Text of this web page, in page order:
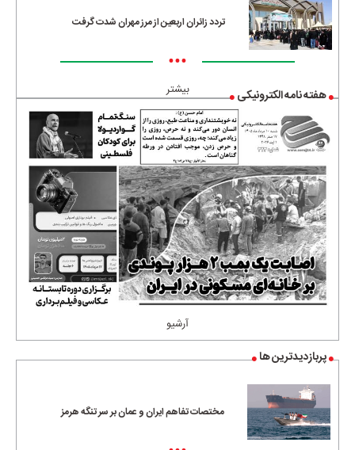
تردد زائران اربعین از مرز مهران شدت گرفت
•••
بیشتر هفته نامه الکترونیکی
آرشیو
پربازدیدترین ها
مختصات تفاهم ایران و عمان بر سر تنگه هرمز